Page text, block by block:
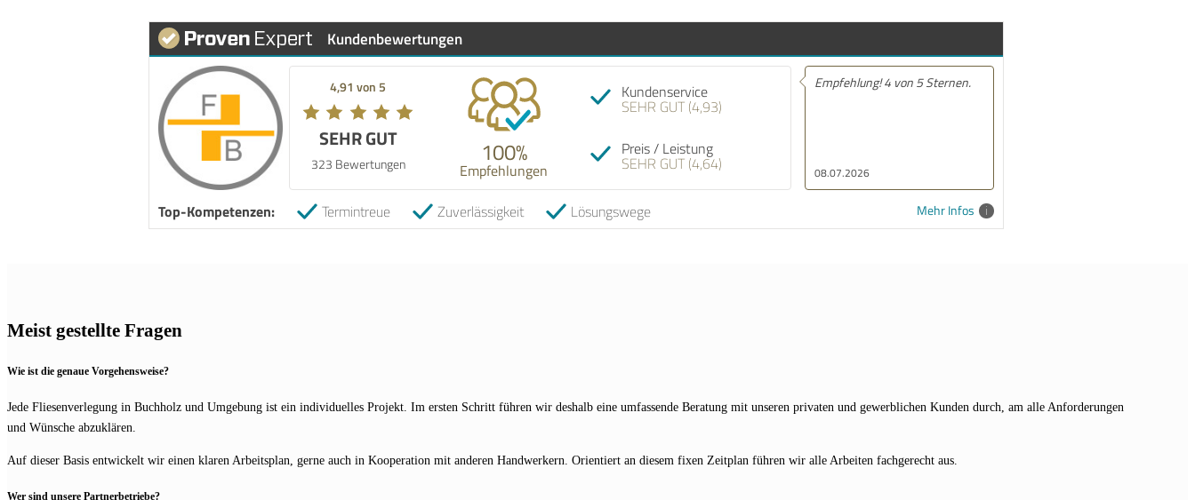
Kundenbewertungen
4,91 von 5
SEHR GUT
323 Bewertungen 100%
Empfehlungen
Kundenservice
SEHR GUT (4,93)
Preis / Leistung
SEHR GUT (4,64)
08.07.2026 21.04.2026
Empfehlung! Zeitnahes
Feedback, kompetente und
würden Fa. Bauer jederzeit
wieder beauftragen.
Mehr Infos
Top-Kompetenzen: Termintreue Zuverlässigkeit Lösungswege
Meist gestellte Fragen
Wie ist die genaue Vorgehensweise?
Jede Fliesenverlegung in Buchholz und Umgebung ist ein individuelles Projekt. Im ersten Schritt führen wir deshalb eine umfassende Beratung mit unseren privaten und gewerblichen Kunden durch, am alle Anforderungen
und Wünsche abzuklären.
Auf dieser Basis entwickelt wir einen klaren Arbeitsplan, gerne auch in Kooperation mit anderen Handwerkern. Orientiert an diesem fixen Zeitplan führen wir alle Arbeiten fachgerecht aus.
Wer sind unsere Partnerbetriebe?